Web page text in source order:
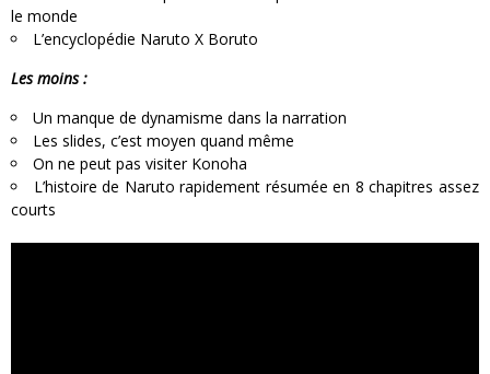
le monde
L’encyclopédie Naruto X Boruto
Les moins :
Un manque de dynamisme dans la narration
Les slides, c’est moyen quand même
On ne peut pas visiter Konoha
L’histoire de Naruto rapidement résumée en 8 chapitres assez
courts